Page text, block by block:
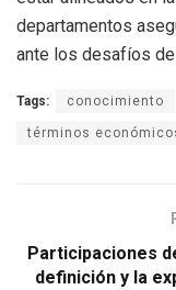
departamentos
ante los desafíos
Tags: conocimiento
términos
Participaciones
definición y la